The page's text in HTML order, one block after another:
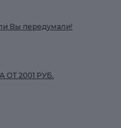
Вы передумали!
2001 РУБ.